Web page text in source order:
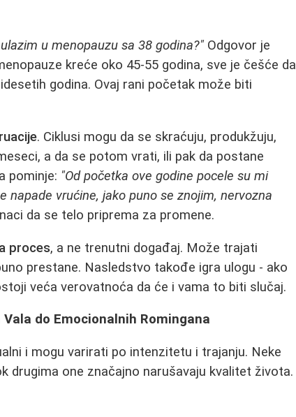
u menopauzu sa 38 godina?" Odgovor je
kreće oko 45-55 godina, sve je češće da
godina. Ovaj rani početak može biti
. Ciklusi mogu da se skraćuju, produkžuju,
a da se potom vrati, ili pak da postane
pominje: "Od početka ove godine pocele su mi
vrućine, jako puno se znojim, nervozna
da se telo priprema za promene.
proces, a ne trenutni događaj. Može trajati
prestane. Nasledstvo takođe igra ulogu - ako
veća verovatnoća da će i vama to biti slučaj.
do Emocionalnih Romingana
i mogu varirati po intenzitetu i trajanju. Neke
drugima one značajno narušavaju kvalitet života.